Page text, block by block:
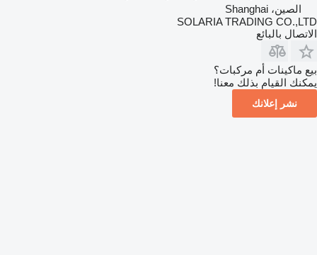
الصين، Shanghai
SOLARIA TRADING CO.,LTD
الاتصال بالبائع
بيع ماكينات أم مركبات؟
يمكنك القيام بذلك معنا!
نشر إعلانك